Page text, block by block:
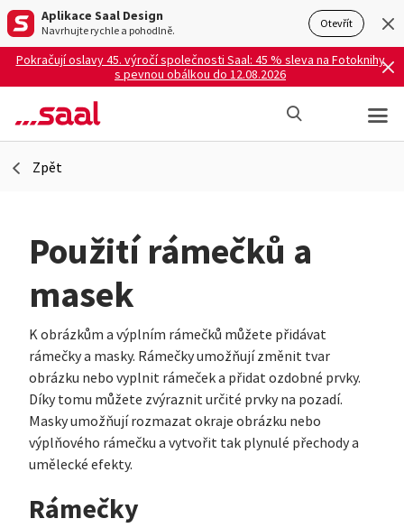
Aplikace Saal Design
Navrhujte rychle a pohodlně. Otevřít
Pokračují oslavy 45. výročí společnosti Saal: 45 % sleva na Fotoknihy
s pevnou obálkou do 12.08.2026
Zpět
Použití rámečků a
masek
K obrázkům a výplním rámečků můžete přidávat
rámečky a masky. Rámečky umožňují změnit tvar
obrázku nebo vyplnit rámeček a přidat ozdobné prvky.
Díky tomu můžete zvýraznit určité prvky na pozadí.
Masky umožňují rozmazat okraje obrázku nebo
výplňového rámečku a vytvořit tak plynulé přechody a
umělecké efekty.
Rámečky